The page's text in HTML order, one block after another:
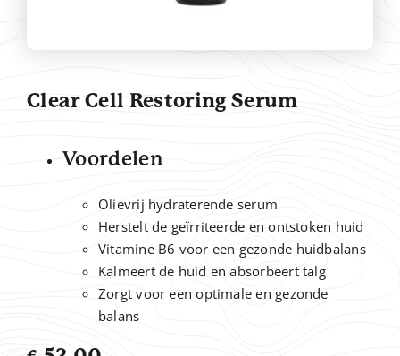
Clear Cell Restoring Serum
Voordelen
Olievrij hydraterende serum
Herstelt de geïrriteerde en ontstoken huid
Vitamine B6 voor een gezonde huidbalans
Kalmeert de huid en absorbeert talg
Zorgt voor een optimale en gezonde
balans